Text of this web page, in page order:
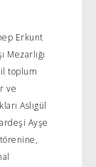
Erkunt
Mezarlığı
toplum
ve
Aslıgül
Ayşe